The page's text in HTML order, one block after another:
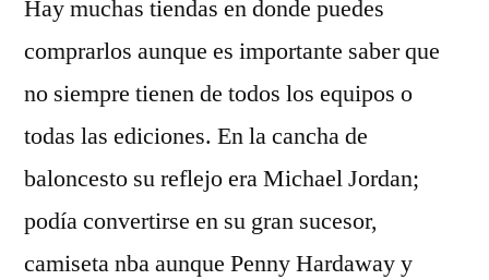
Hay muchas tiendas en donde puedes
comprarlos aunque es importante saber que
no siempre tienen de todos los equipos o
todas las ediciones. En la cancha de
baloncesto su reflejo era Michael Jordan;
podía convertirse en su gran sucesor,
camiseta nba aunque Penny Hardaway y